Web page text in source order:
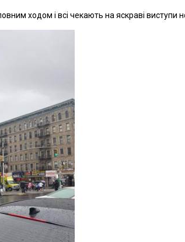
ходом і всі чекають на яскраві виступи